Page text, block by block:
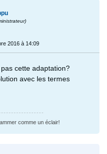
2016 à 14:09
cette adaptation?
avec les termes
comme un éclair!